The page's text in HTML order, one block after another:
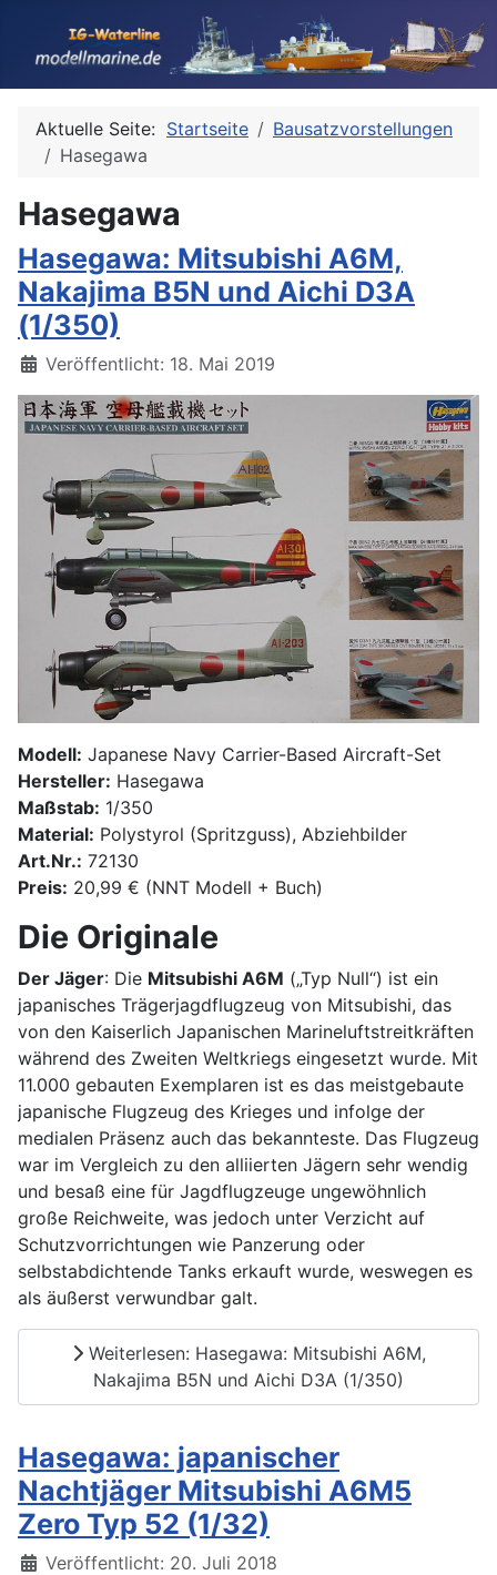
Aktuelle Seite: Startseite
Bausatzvorstellungen
Hasegawa
Hasegawa
Hasegawa: Mitsubishi A6M,
Nakajima B5N und Aichi D3A
(1/350)
Details
Veröffentlicht: 18. Mai 2019
Modell: Japanese Navy Carrier-Based Aircraft-Set
Hersteller: Hasegawa
Maßstab: 1/350
Material: Polystyrol (Spritzguss), Abziehbilder
Art.Nr.: 72130
Preis: 20,99 € (NNT Modell + Buch)
Die Originale
Der Jäger: Die Mitsubishi A6M („Typ Null“) ist ein
japanisches Trägerjagdflugzeug von Mitsubishi, das
von den Kaiserlich Japanischen Marineluftstreitkräften
während des Zweiten Weltkriegs eingesetzt wurde. Mit
11.000 gebauten Exemplaren ist es das meistgebaute
japanische Flugzeug des Krieges und infolge der
medialen Präsenz auch das bekannteste. Das Flugzeug
war im Vergleich zu den alliierten Jägern sehr wendig
und besaß eine für Jagdflugzeuge ungewöhnlich
große Reichweite, was jedoch unter Verzicht auf
Schutzvorrichtungen wie Panzerung oder
selbstabdichtende Tanks erkauft wurde, weswegen es
als äußerst verwundbar galt.
Weiterlesen: Hasegawa: Mitsubishi A6M,
Nakajima B5N und Aichi D3A (1/350)
Hasegawa: japanischer
Nachtjäger Mitsubishi A6M5
Zero Typ 52 (1/32)
Details
Veröffentlicht: 20. Juli 2018